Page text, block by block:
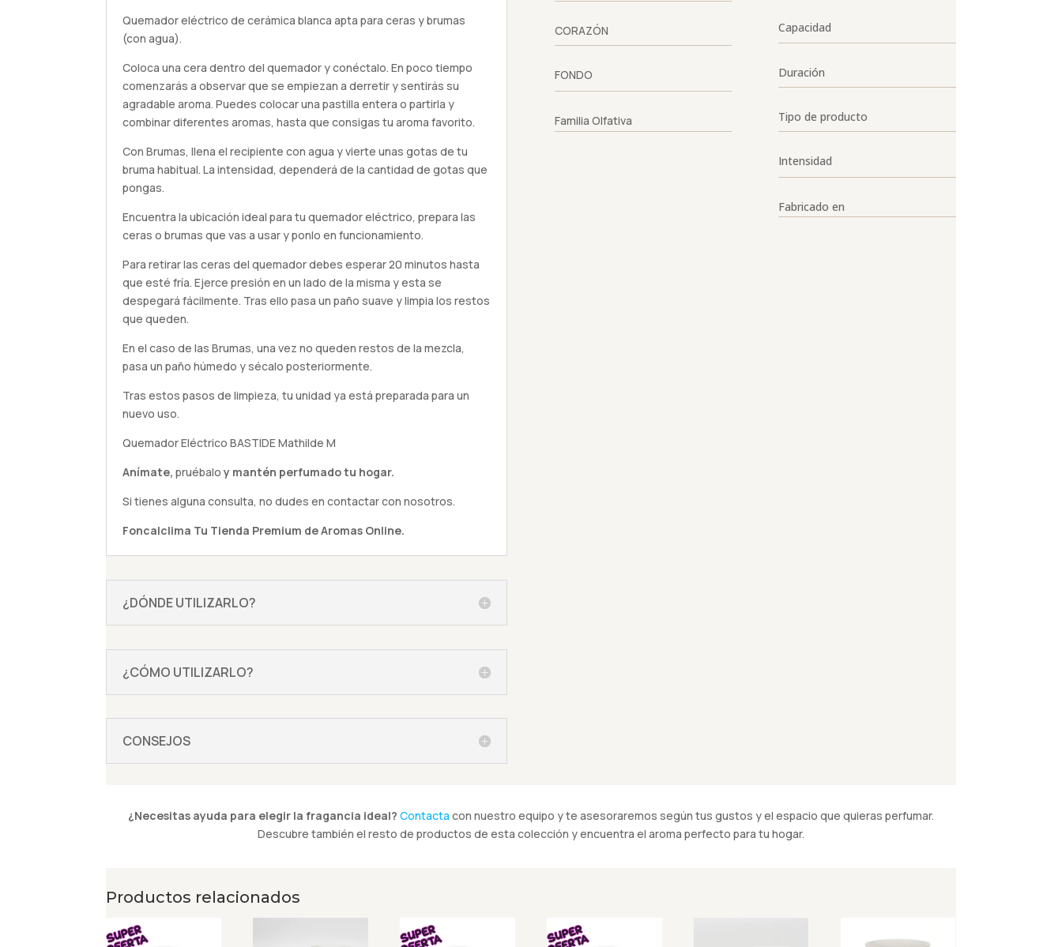
Quemador eléctrico de cerámica blanca apta para ceras y brumas
(con agua).
Coloca una cera dentro del quemador y conéctalo. En poco tiempo
comenzarás a observar que se empiezan a derretir y sentirás su
agradable aroma. Puedes colocar una pastilla entera o partirla y
combinar diferentes aromas, hasta que consigas tu aroma favorito.
Con Brumas, llena el recipiente con agua y vierte unas gotas de tu
bruma habitual. La intensidad, dependerá de la cantidad de gotas que
pongas.
Encuentra la ubicación ideal para tu quemador eléctrico, prepara las
ceras o brumas que vas a usar y ponlo en funcionamiento.
Para retirar las ceras del quemador debes esperar 20 minutos hasta
que esté fría. Ejerce presión en un lado de la misma y esta se
despegará fácilmente. Tras ello pasa un paño suave y limpia los restos
que queden.
En el caso de las Brumas, una vez no queden restos de la mezcla,
pasa un paño húmedo y sécalo posteriormente.
Tras estos pasos de limpieza, tu unidad ya está preparada para un
nuevo uso.
Quemador Eléctrico BASTIDE Mathilde M
Anímate,pruébalo y mantén perfumado tu hogar.
Si tienes algunaconsulta, no dudes en contactar con nosotros.
Foncalclima Tu Tienda Premium de Aromas Online.
¿DÓNDE UTILIZARLO?
¿CÓMO UTILIZARLO?
CONSEJOS
CORAZÓN
FONDO
Familia Olfativa
Capacidad
Duración
Tipo de producto
Intensidad
Fabricado en
¿Necesitas ayuda para elegir la fragancia ideal? Contacta con nuestro equipo y te asesoraremos según tus gustos y el espacio que quieras perfumar.
Descubre también el resto de productos de esta colección y encuentra el aroma perfecto para tu hogar.
Productos relacionados